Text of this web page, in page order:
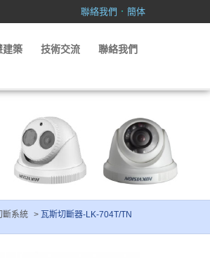
聯絡我們 ． 簡体
建築 技術交流 聯絡我們
斷系統 瓦斯切斷器-LK-704T/TN